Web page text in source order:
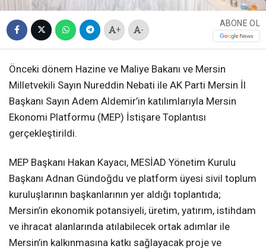
+ -
ABONE OL
Önceki dönem Hazine ve Maliye Bakanı ve Mersin
Milletvekili Sayın Nureddin Nebati ile AK Parti Mersin İl
Başkanı Sayın Adem Aldemir’in katılımlarıyla Mersin
Ekonomi Platformu (MEP) İstişare Toplantısı
gerçekleştirildi.
MEP Başkanı Hakan Kayacı, MESİAD Yönetim Kurulu
Başkanı Adnan Gündoğdu ve platform üyesi sivil toplum
kuruluşlarının başkanlarının yer aldığı toplantıda;
Mersin’in ekonomik potansiyeli, üretim, yatırım, istihdam
ve ihracat alanlarında atılabilecek ortak adımlar ile
Mersin’in kalkınmasına katkı sağlayacak proje ve